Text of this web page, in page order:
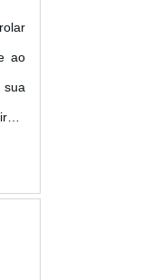
ao
sua